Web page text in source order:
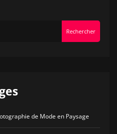
Rechercher
de Mode en Paysage